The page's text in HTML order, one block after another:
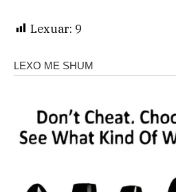
Lexuar: 9